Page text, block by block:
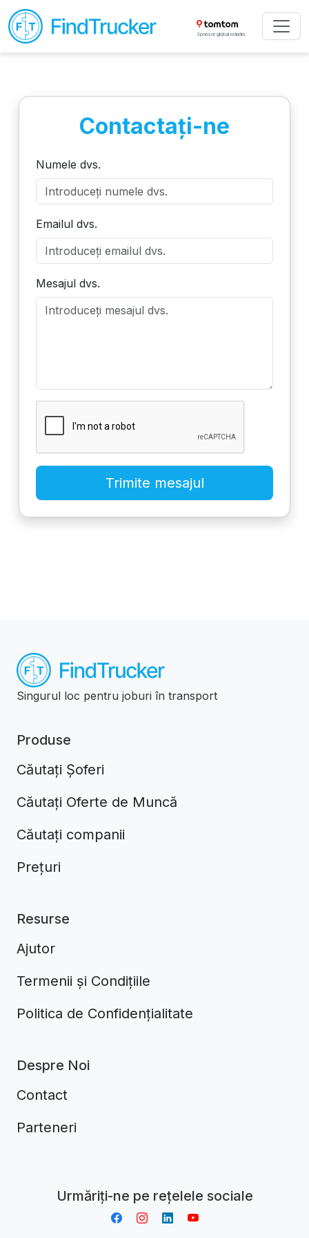
Sponsor global mândru
Contactați-ne
Numele dvs.
Emailul dvs.
Mesajul dvs.
Trimite mesajul
Singurul loc pentru joburi în transport
Produse
Căutați Șoferi
Căutați Oferte de Muncă
Căutați companii
Prețuri
Resurse
Ajutor
Termenii și Condițiile
Politica de Confidențialitate
Despre Noi
Contact
Parteneri
Urmăriți-ne pe rețelele sociale